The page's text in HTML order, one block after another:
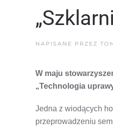
NAPISANE PRZEZ
W maju
„Technologia
Jedna z wiodących
przeprowadzeniu